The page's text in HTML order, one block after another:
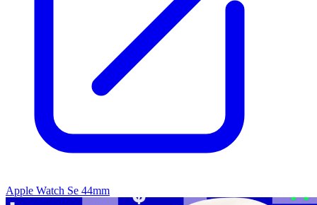
Apple Watch Se 44mm